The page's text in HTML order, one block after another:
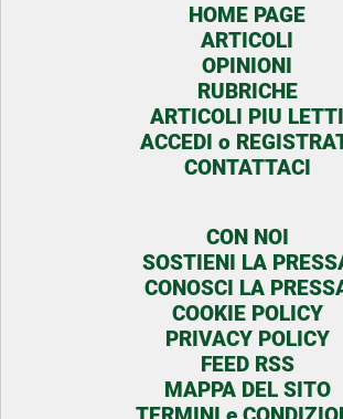
HOME PAGE
ARTICOLI
OPINIONI
RUBRICHE
ARTICOLI PIU LETTI
ACCEDI o
CONTATTACI
CON NOI
SOSTIENI LA
CONOSCI LA
COOKIE POLICY
PRIVACY POLICY
FEED RSS
MAPPA DEL SITO